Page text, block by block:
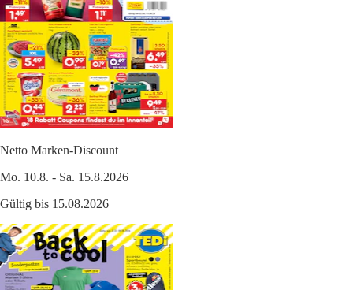
Netto Marken-Discount
Mo. 10.8. - Sa. 15.8.2026
Gültig bis 15.08.2026